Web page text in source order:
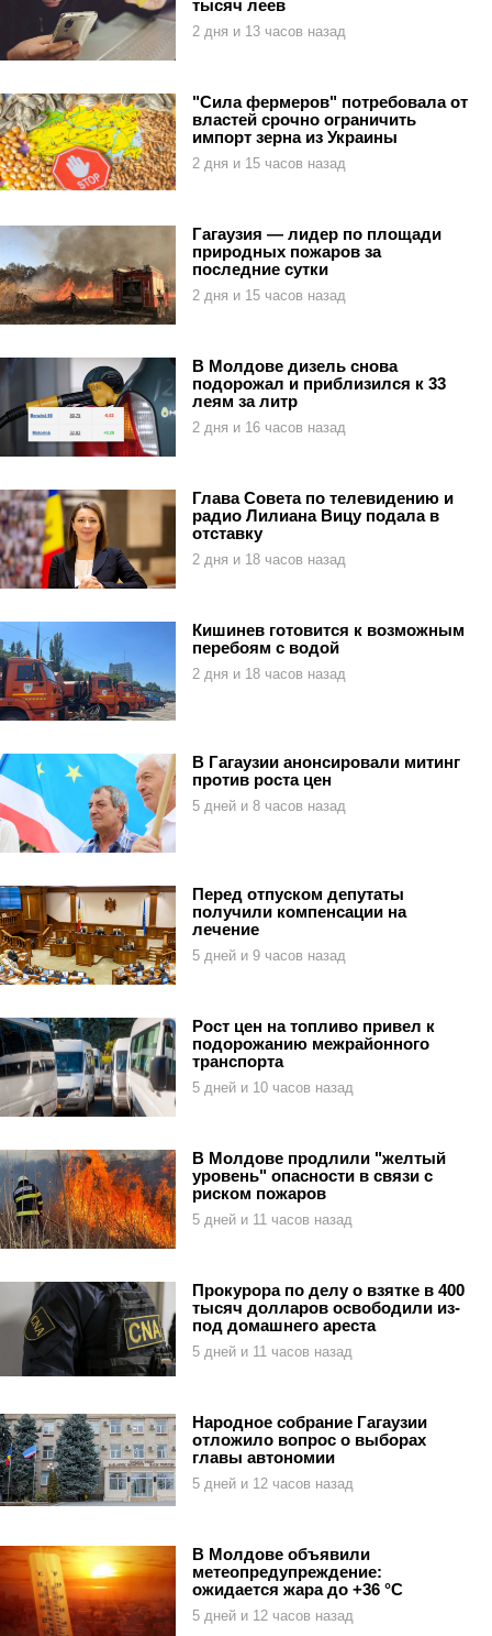
тысяч леев
2 дня и 13 часов назад
"Сила фермеров" потребовала от
властей срочно ограничить
импорт зерна из Украины
2 дня и 15 часов назад
Гагаузия — лидер по площади
природных пожаров за
последние сутки
2 дня и 15 часов назад
В Молдове дизель снова
подорожал и приблизился к 33
леям за литр
2 дня и 16 часов назад
Глава Совета по телевидению и
радио Лилиана Вицу подала в
отставку
2 дня и 18 часов назад
Кишинев готовится к возможным
перебоям с водой
2 дня и 18 часов назад
В Гагаузии анонсировали митинг
против роста цен
5 дней и 8 часов назад
Перед отпуском депутаты
получили компенсации на
лечение
5 дней и 9 часов назад
Рост цен на топливо привел к
подорожанию межрайонного
транспорта
5 дней и 10 часов назад
В Молдове продлили "желтый
уровень" опасности в связи с
риском пожаров
5 дней и 11 часов назад
Прокурора по делу о взятке в 400
тысяч долларов освободили из-
под домашнего ареста
5 дней и 11 часов назад
Народное собрание Гагаузии
отложило вопрос о выборах
главы автономии
5 дней и 12 часов назад
В Молдове объявили
метеопредупреждение:
ожидается жара до +36 °C
5 дней и 12 часов назад